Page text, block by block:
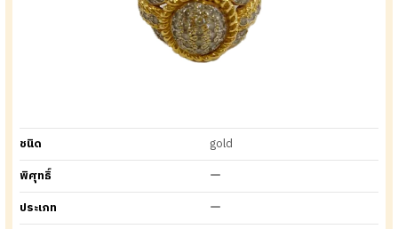
ชนิด
gold
พิศุทธิ์
ー
ประเภท
ー